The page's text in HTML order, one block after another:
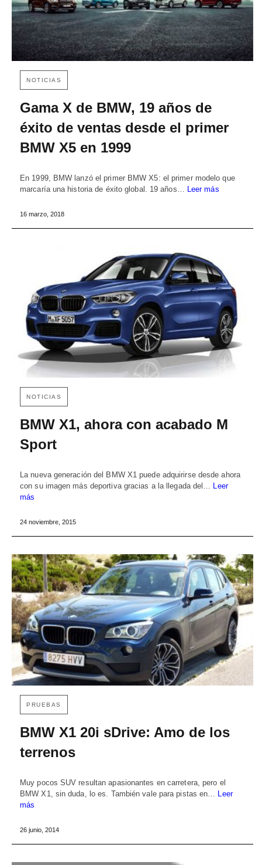
NOTICIAS
Gama X de BMW, 19 años de
éxito de ventas desde el primer
BMW X5 en 1999
En 1999, BMW lanzó el primer BMW X5: el primer modelo que
marcaría una historia de éxito global. 19 años… Leer más
16 marzo, 2018
NOTICIAS
BMW X1, ahora con acabado M
Sport
La nueva generación del BMW X1 puede adquirirse desde ahora
con su imagen más deportiva gracias a la llegada del…
Leer
más
24 noviembre, 2015
PRUEBAS
BMW X1 20i sDrive: Amo de los
terrenos
Muy pocos SUV resultan apasionantes en carretera, pero el
BMW X1, sin duda, lo es. También vale para pistas en… Leer
más
26 junio, 2014